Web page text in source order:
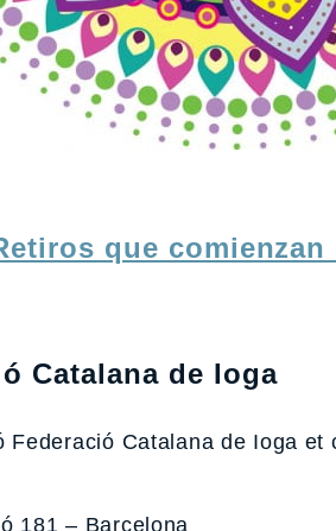
que comienzan
Catalana de Ioga
Catalana de Ioga et
181 – Barcelona